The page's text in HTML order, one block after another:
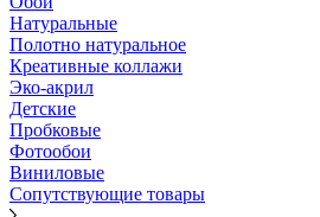
Натуральные
Полотно натуральное
Креативные коллажи
Эко-акрил
Детские
Пробковые
Фотообои
Виниловые
Сопутствующие товары